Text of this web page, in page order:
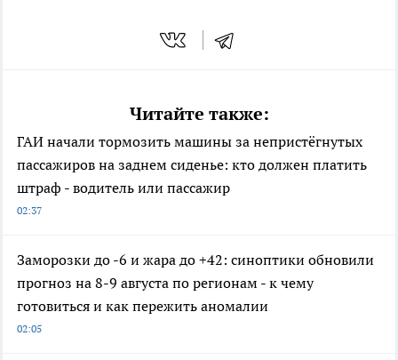
Читайте также:
ГАИ начали тормозить машины за непристёгнутых
пассажиров на заднем сиденье: кто должен платить
штраф - водитель или пассажир
02:37
Заморозки до -6 и жара до +42: синоптики обновили
прогноз на 8-9 августа по регионам - к чему
готовиться и как пережить аномалии
02:05